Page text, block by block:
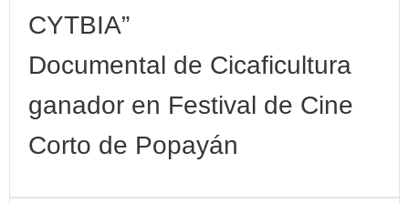
CYTBIA”
Documental de Cicaficultura
ganador en Festival de Cine
Corto de Popayán